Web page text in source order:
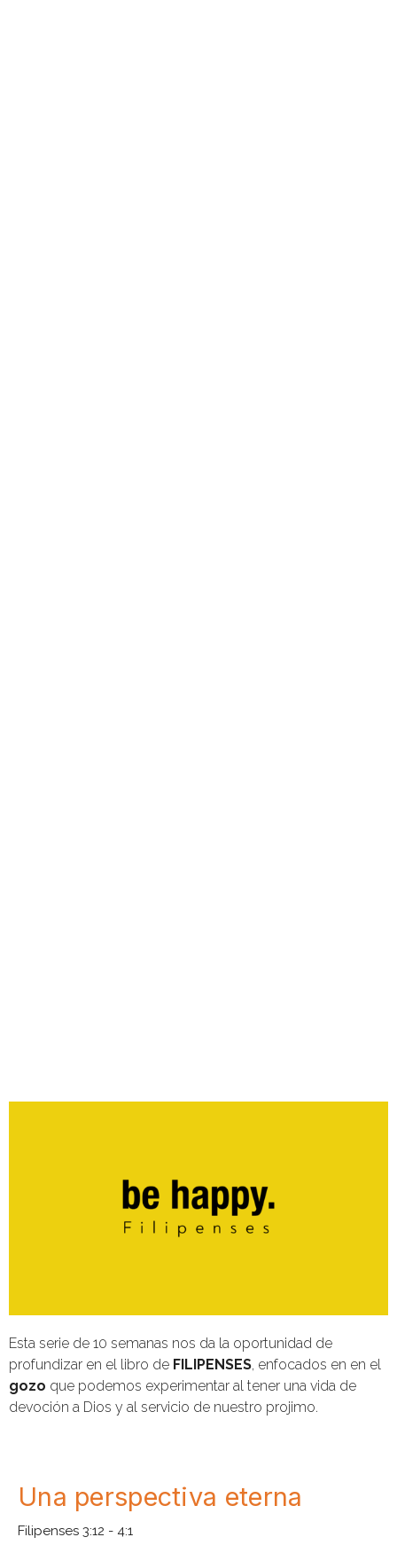
Esta serie de 10 semanas nos da la oportunidad de
profundizar en el libro de FILIPENSES, enfocados en en el
gozo que podemos experimentar al tener una vida de
devoción a Dios y al servicio de nuestro projimo.
Una perspectiva eterna
Filipenses 3:12 - 4:1